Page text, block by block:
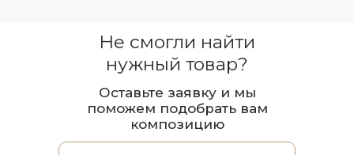
Не смогли найти
нужный товар?
Оставьте заявку и мы
поможем подобрать вам
композицию